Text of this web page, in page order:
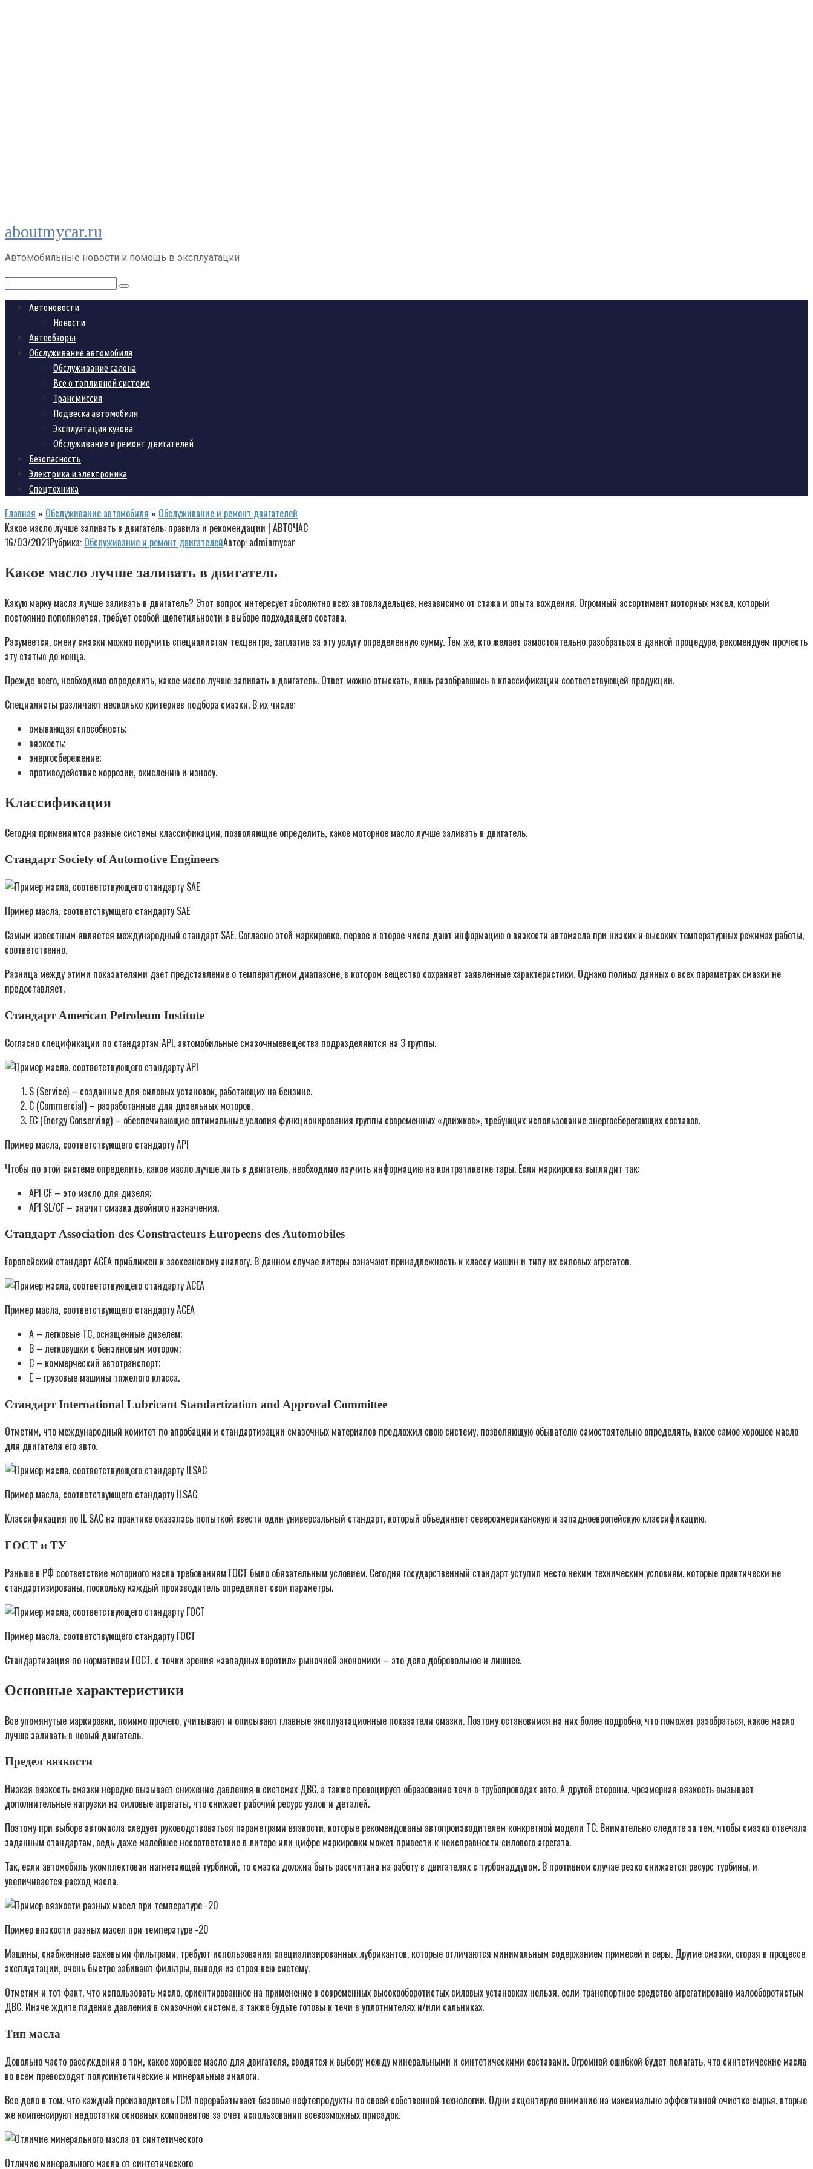
Перейти
к
контенту
aboutmycar.ru
Автомобильные новости и помощь в эксплуатации
Поиск:
Автоновости
Новости
Автообзоры
Обслуживание автомобиля
Обслуживание салона
Все о топливной системе
Трансмиссия
Подвеска автомобиля
Эксплуатация кузова
Обслуживание и ремонт двигателей
Безопасность
Электрика и электроника
Спецтехника
Главная » Обслуживание автомобиля » Обслуживание и ремонт двигателей
Какое масло лучше заливать в двигатель: правила и рекомендации | АВТОЧАС
16/03/2021Рубрика: Обслуживание и ремонт двигателейАвтор: adminmycar
Какое масло лучше заливать в двигатель
Какую марку масла лучше заливать в двигатель? Этот вопрос интересует абсолютно всех автовладельцев, независимо от стажа и опыта вождения. Огромный ассортимент моторных масел, который
постоянно пополняется, требует особой щепетильности в выборе подходящего состава.
Разумеется, смену смазки можно поручить специалистам техцентра, заплатив за эту услугу определенную сумму. Тем же, кто желает самостоятельно разобраться в данной процедуре, рекомендуем прочесть
эту статью до конца.
Прежде всего, необходимо определить, какое масло лучше заливать в двигатель. Ответ можно отыскать, лишь разобравшись в классификации соответствующей продукции.
Специалисты различают несколько критериев подбора смазки. В их числе:
омывающая способность;
вязкость;
энергосбережение;
противодействие коррозии, окислению и износу.
Классификация
Сегодня применяются разные системы классификации, позволяющие определить, какое моторное масло лучше заливать в двигатель.
Стандарт Society of Automotive Engineers
Пример масла, соответствующего стандарту SAE
Самым известным является международный стандарт SAE. Согласно этой маркировке, первое и второе числа дают информацию о вязкости автомасла при низких и высоких температурных режимах работы,
соответственно.
Разница между этими показателями дает представление о температурном диапазоне, в котором вещество сохраняет заявленные характеристики. Однако полных данных о всех параметрах смазки не
предоставляет.
Стандарт American Petroleum Institute
Согласно спецификации по стандартам API, автомобильные смазочныевещества подразделяются на 3 группы.
S (Service) – созданные для силовых установок, работающих на бензине.
C (Commercial) – разработанные для дизельных моторов.
EC (Energy Conserving) – обеспечивающие оптимальные условия функционирования группы современных «движков», требующих использование энергосберегающих составов.
Пример масла, соответствующего стандарту API
Чтобы по этой системе определить, какое масло лучше лить в двигатель, необходимо изучить информацию на контрэтикетке тары. Если маркировка выглядит так:
API СF – это масло для дизеля;
API SL/CF – значит смазка двойного назначения.
Стандарт Association des Constracteurs Europeens des Automobiles
Европейский стандарт ACEA приближен к заокеанскому аналогу. В данном случае литеры означают принадлежность к классу машин и типу их силовых агрегатов.
Пример масла, соответствующего стандарту ACEA
А – легковые ТС, оснащенные дизелем;
В – легковушки с бензиновым мотором;
С – коммерческий автотранспорт;
Е – грузовые машины тяжелого класса.
Стандарт International Lubricant Standartization and Approval Committee
Отметим, что международный комитет по апробации и стандартизации смазочных материалов предложил свою систему, позволяющую обывателю самостоятельно определять, какое самое хорошее масло
для двигателя его авто.
Пример масла, соответствующего стандарту ILSAC
Классификация по IL SAC на практике оказалась попыткой ввести один универсальный стандарт, который объединяет североамериканскую и западноевропейскую классификацию.
ГОСТ и ТУ
Раньше в РФ соответствие моторного масла требованиям ГОСТ было обязательным условием. Сегодня государственный стандарт уступил место неким техническим условиям, которые практически не
стандартизированы, поскольку каждый производитель определяет свои параметры.
Пример масла, соответствующего стандарту ГОСТ
Стандартизация по нормативам ГОСТ, с точки зрения «западных воротил» рыночной экономики – это дело добровольное и лишнее.
Основные характеристики
Все упомянутые маркировки, помимо прочего, учитывают и описывают главные эксплуатационные показатели смазки. Поэтому остановимся на них более подробно, что поможет разобраться, какое масло
лучше заливать в новый двигатель.
Предел вязкости
Низкая вязкость смазки нередко вызывает снижение давления в системах ДВС, а также провоцирует образование течи в трубопроводах авто. А другой стороны, чрезмерная вязкость вызывает
дополнительные нагрузки на силовые агрегаты, что снижает рабочий ресурс узлов и деталей.
Поэтому при выборе автомасла следует руководствоваться параметрами вязкости, которые рекомендованы автопроизводителем конкретной модели ТС. Внимательно следите за тем, чтобы смазка отвечала
заданным стандартам, ведь даже малейшее несоответствие в литере или цифре маркировки может привести к неисправности силового агрегата.
Так, если автомобиль укомплектован нагнетающей турбиной, то смазка должна быть рассчитана на работу в двигателях с турбонаддувом. В противном случае резко снижается ресурс турбины, и
увеличивается расход масла.
Пример вязкости разных масел при температуре -20
Машины, снабженные сажевыми фильтрами, требуют использования специализированных лубрикантов, которые отличаются минимальным содержанием примесей и серы. Другие смазки, сгорая в процессе
эксплуатации, очень быстро забивают фильтры, выводя из строя всю систему.
Отметим и тот факт, что использовать масло, ориентированное на применение в современных высокооборотистых силовых установках нельзя, если транспортное средство агрегатировано малооборотистым
ДВС. Иначе ждите падение давления в смазочной системе, а также будьте готовы к течи в уплотнителях и/или сальниках.
Тип масла
Довольно часто рассуждения о том, какое хорошее масло для двигателя, сводятся к выбору между минеральными и синтетическими составами. Огромной ошибкой будет полагать, что синтетические масла
во всем превосходят полусинтетические и минеральные аналоги.
Все дело в том, что каждый производитель ГСМ перерабатывает базовые нефтепродукты по своей собственной технологии. Одни акцентирую внимание на максимально эффективной очистке сырья, вторые
же компенсируют недостатки основных компонентов за счет использования всевозможных присадок.
Отличие минерального масла от синтетического